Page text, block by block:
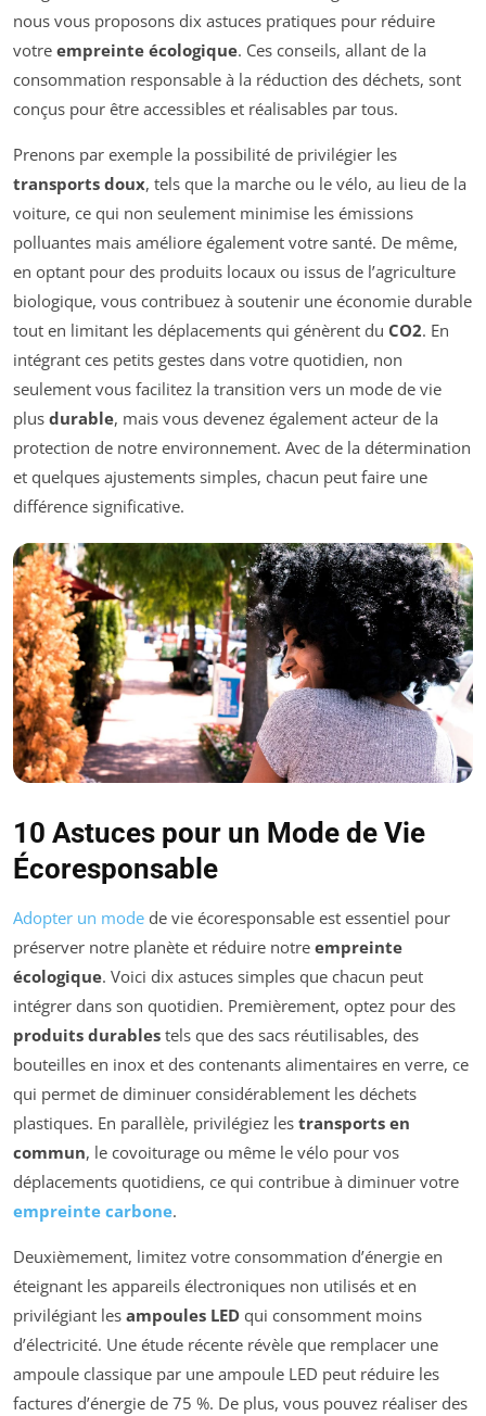
nous vous proposons dix astuces pratiques pour réduire
votre empreinte écologique. Ces conseils, allant de la
consommation responsable à la réduction des déchets, sont
conçus pour être accessibles et réalisables par tous.
Prenons par exemple la possibilité de privilégier les
transports doux, tels que la marche ou le vélo, au lieu de la
voiture, ce qui non seulement minimise les émissions
polluantes mais améliore également votre santé. De même,
en optant pour des produits locaux ou issus de l’agriculture
biologique, vous contribuez à soutenir une économie durable
tout en limitant les déplacements qui génèrent du CO2. En
intégrant ces petits gestes dans votre quotidien, non
seulement vous facilitez la transition vers un mode de vie
plus durable, mais vous devenez également acteur de la
protection de notre environnement. Avec de la détermination
et quelques ajustements simples, chacun peut faire une
différence significative.
10 Astuces pour un Mode de Vie
Écoresponsable
Adopter un mode de vie écoresponsable est essentiel pour
préserver notre planète et réduire notre empreinte
écologique. Voici dix astuces simples que chacun peut
intégrer dans son quotidien. Premièrement, optez pour des
produits durables tels que des sacs réutilisables, des
bouteilles en inox et des contenants alimentaires en verre, ce
qui permet de diminuer considérablement les déchets
plastiques. En parallèle, privilégiez les transports en
commun, le covoiturage ou même le vélo pour vos
déplacements quotidiens, ce qui contribue à diminuer votre
empreinte carbone.
Deuxièmement, limitez votre consommation d’énergie en
éteignant les appareils électroniques non utilisés et en
privilégiant les ampoules LED qui consomment moins
d’électricité. Une étude récente révèle que remplacer une
ampoule classique par une ampoule LED peut réduire les
factures d’énergie de 75 %. De plus, vous pouvez réaliser des